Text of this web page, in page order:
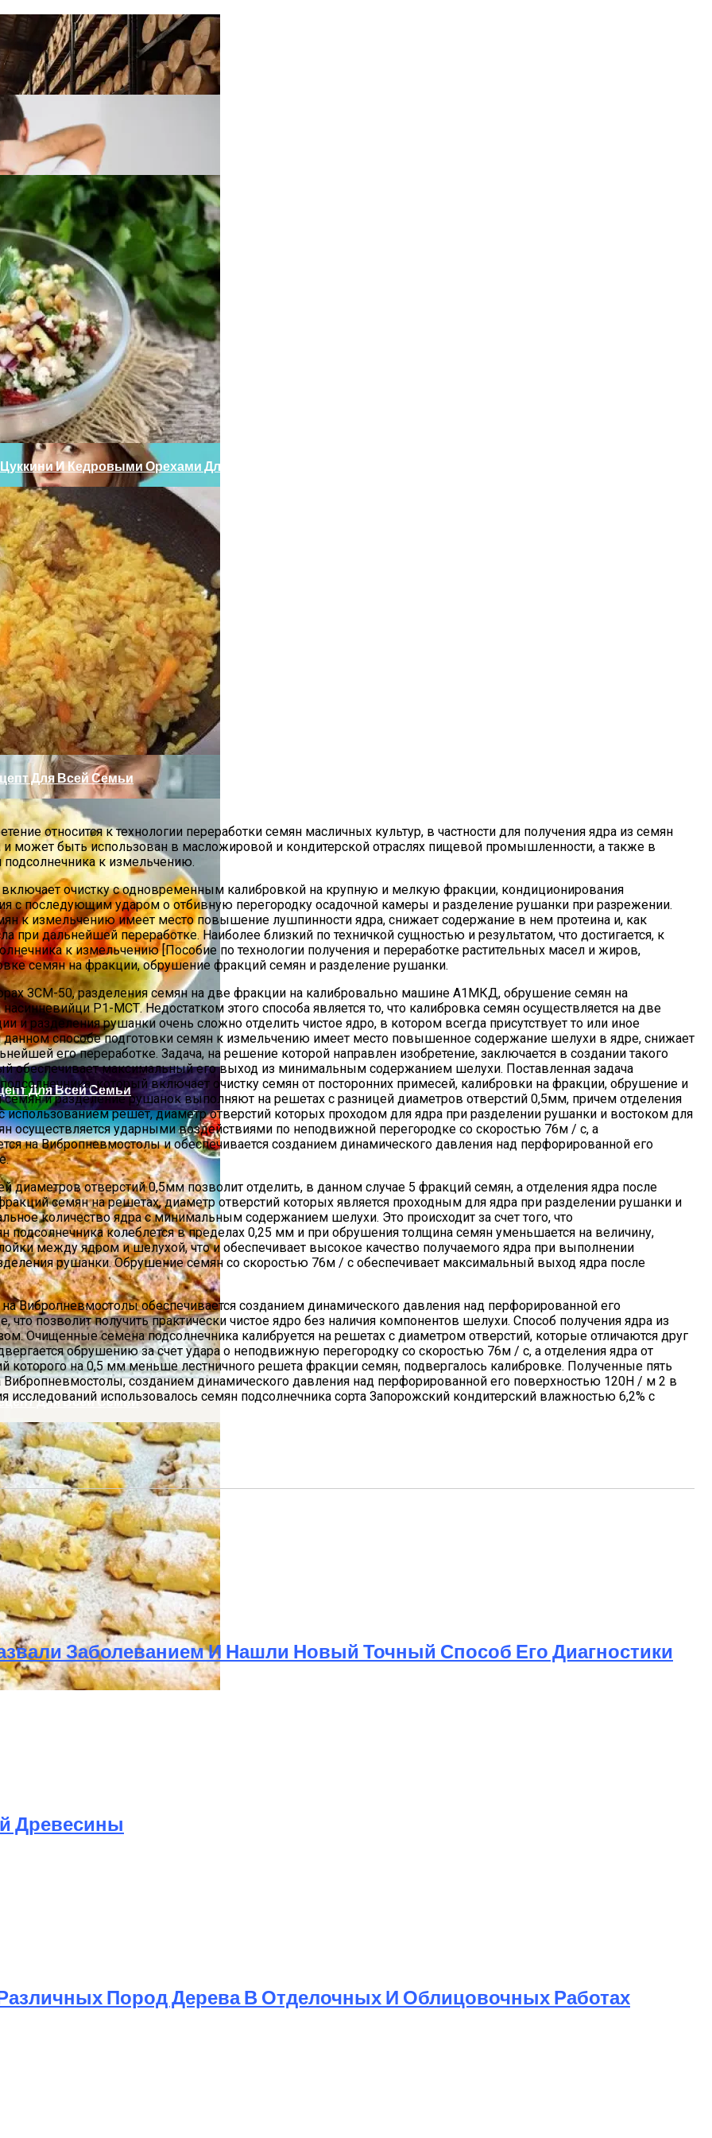
Для Вашего Интерьера
Цветами
Дома И Сада
Для Дачи
Для Вашего Сада
Для Всей Семьи
И Решения Для Женского Здоровья
От Меланомы
И Кедровыми Орехами Для Постного Стола
Для Всей Семьи
Для Всей Семьи
Для Всей Семьи
относится к технологии переработки семян масличных культур, в частности для получения ядра из семян
может быть использован в масложировой и кондитерской отраслях пищевой промышленности, а также в
подсолнечника к измельчению.
включает очистку с одновременным калибровкой на крупную и мелкую фракции, кондиционирования
с последующим ударом о отбивную перегородку осадочной камеры и разделение рушанки при разрежении.
к измельчению имеет место повышение лушпинности ядра, снижает содержание в нем протеина и, как
при дальнейшей переработке. Наиболее близкий по техничкой сущностью и результатом, что достигается, к
к измельчению [Пособие по технологии получения и переработке растительных масел и жиров,
семян на фракции, обрушение фракций семян и разделение рушанки.
ЗСМ-50, разделения семян на две фракции на калибровально машине А1МКД, обрушение семян на
Р1-МСТ. Недостатком этого способа является то, что калибровка семян осуществляется на две
разделения рушанки очень сложно отделить чистое ядро, в котором всегда присутствует то или иное
способе подготовки семян к измельчению имеет место повышенное содержание шелухи в ядре, снижает
его переработке. Задача, на решение которой направлен изобретение, заключается в создании такого
обеспечивает максимальный его выход из минимальным содержанием шелухи. Поставленная задача
который включает очистку семян от посторонних примесей, калибровки на фракции, обрушение и
и разделение рушанок выполняют на решетах с разницей диаметров отверстий 0,5мм, причем отделения
решет, диаметр отверстий которых проходом для ядра при разделении рушанки и востоком для
осуществляется ударными воздействиями по неподвижной перегородке со скоростью 76м / с, а
на Вибропневмостолы и обеспечивается созданием динамического давления над перфорированной его
диаметров отверстий 0,5мм позволит отделить, в данном случае 5 фракций семян, а отделения ядра после
семян на решетах, диаметр отверстий которых является проходным для ядра при разделении рушанки и
количество ядра с минимальным содержанием шелухи. Это происходит за счет того, что
колеблется в пределах 0,25 мм и при обрушения толщина семян уменьшается на величину,
между ядром и шелухой, что и обеспечивает высокое качество получаемого ядра при выполнении
рушанки. Обрушение семян со скоростью 76м / с обеспечивает максимальный выход ядра после
Вибропневмостолы обеспечивается созданием динамического давления над перфорированной его
позволит получить практически чистое ядро без наличия компонентов шелухи. Способ получения ядра из
Очищенные семена подсолнечника калибруется на решетах с диаметром отверстий, которые отличаются друг
обрушению за счет удара о неподвижную перегородку со скоростью 76м / с, а отделения ядра от
которого на 0,5 мм меньше лестничного решета фракции семян, подвергалось калибровке. Полученные пять
Вибропневмостолы, созданием динамического давления над перфорированной его поверхностью 120Н / м 2 в
использовалось семян подсолнечника сорта Запорожский кондитерский влажностью 6,2% с
Заболеванием И Нашли Новый Точный Способ Его Диагностики
Древесины
Пород Дерева В Отделочных И Облицовочных Работах